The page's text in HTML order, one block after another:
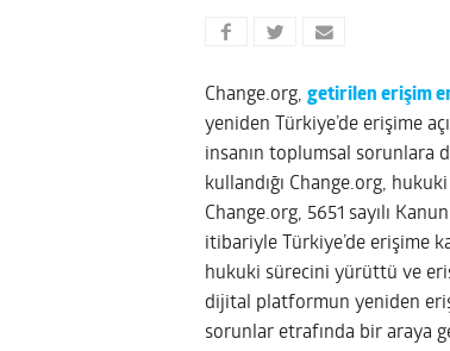
Change.org, getirilen erişim
yeniden Türkiye’de erişime
insanın toplumsal sorunlara
kullandığı Change.org,
Change.org, 5651 sayılı
itibariyle Türkiye’de erişime
hukuki sürecini yürüttü ve
dijital platformun yeniden
sorunlar etrafında bir araya